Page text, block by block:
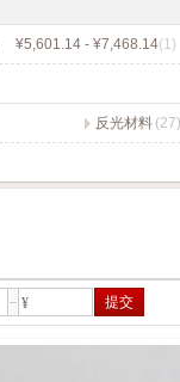
¥5,601.14 - ¥7,468.14(1)
反光材料 (27)
¥ 提交